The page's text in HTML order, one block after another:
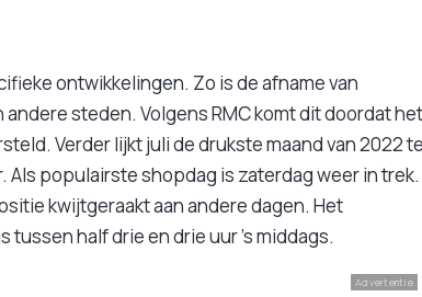
ontwikkelingen. Zo is de afname van
steden. Volgens RMC komt dit doordat het
Verder lijkt juli de drukste maand van 2022 te
populairste shopdag is zaterdag weer in trek.
kwijtgeraakt aan andere dagen. Het
half drie en drie uur ’s middags.
Advertentie